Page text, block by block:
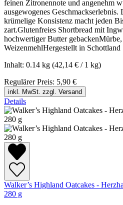
feinen Zitronennote und angenehm
ausgewogenes
krümelige Konsistenz macht jeden
zart.Glutenfreies Shortbread mit
hochwertiger Butter
WeizenmehlHergestellt in Schottland
Inhalt: 0.14 kg (42,14 € / 1 kg)
Regulärer Preis: 5,90 €
inkl. MwSt. zzgl. Versand
Details
Walker’s Highland Oatcakes -
280 g